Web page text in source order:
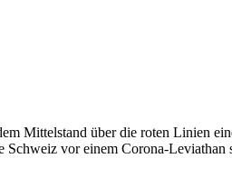
Mittelstand über die roten Linien
Schweiz vor einem Corona-